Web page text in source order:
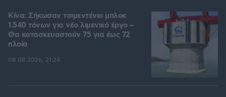
Κίνα: Σήκωσαν τσιμεντένιο μπλοκ
1.540 τόνων για νέο λιμενικό έργο –
Θα κατασκευαστούν 75 για έως 72
πλοία
08.08.2026, 21:24